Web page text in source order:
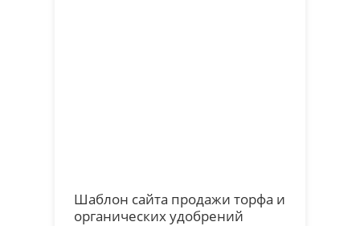
Шаблон сайта продажи торфа и
органических удобрений